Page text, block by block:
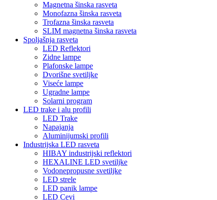
Magnetna šinska rasveta
Monofazna šinska rasveta
Trofazna šinska rasveta
SLIM magnetna šinska rasveta
Spoljašnja rasveta
LED Reflektori
Zidne lampe
Plafonske lampe
Dvorišne svetiljke
Viseće lampe
Ugradne lampe
Solarni program
LED trake i alu profili
LED Trake
Napajanja
Aluminijumski profili
Industrijska LED rasveta
HIBAY industrijski reflektori
HEXALINE LED svetiljke
Vodonepropusne svetiljke
LED strele
LED panik lampe
LED Cevi